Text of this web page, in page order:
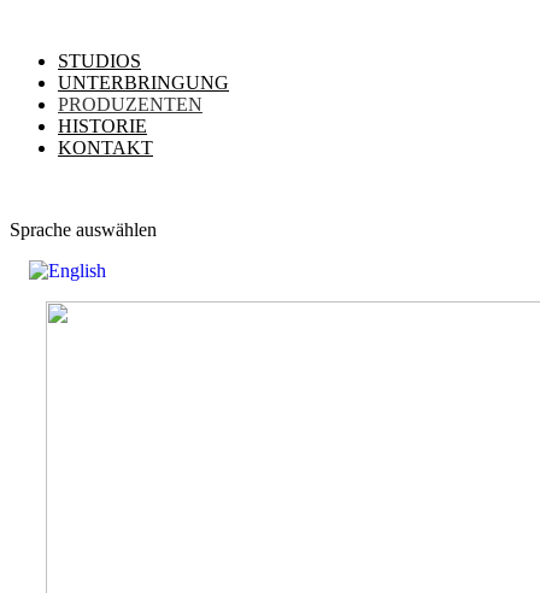
STUDIOS
UNTERBRINGUNG
PRODUZENTEN
HISTORIE
KONTAKT
Sprache auswählen